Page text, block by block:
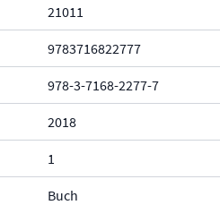
21011
9783716822777
978-3-7168-2277-7
2018
1
Buch